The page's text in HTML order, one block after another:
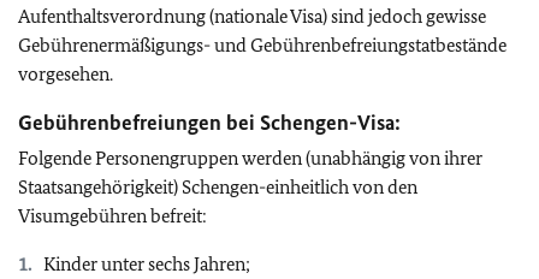
Aufenthaltsverordnung (nationale Visa) sind jedoch gewisse
Gebührenermäßigungs- und Gebührenbefreiungstatbestände
vorgesehen.
Gebührenbefreiungen bei Schengen-Visa:
Folgende Personengruppen werden (unabhängig von ihrer
Staatsangehörigkeit) Schengen-einheitlich von den
Visumgebühren befreit:
Kinder unter sechs Jahren;